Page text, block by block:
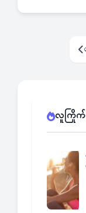
လူကြိုက်